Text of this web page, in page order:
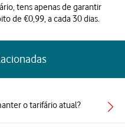
tens apenas de garantir
de €0,99, a cada 30 dias.
o tarifário atual?